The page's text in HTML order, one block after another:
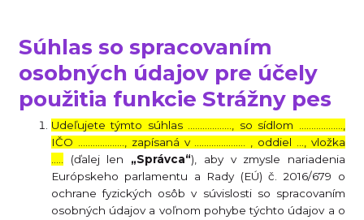
Súhlas so spracovaním
osobných údajov pre účely
použitia funkcie Strážny pes
Udeľujete týmto súhlas ……………..., so sídlom ………………,
IČO ………………., zapísaná v ………………… , oddiel …, vložka
(ďalej len „Správca“), aby v zmysle nariadenia
Európskeho parlamentu a Rady (EÚ) č. 2016/679 o
ochrane fyzických osôb v súvislosti so spracovaním
osobných údajov a voľnom pohybe týchto údajov a o